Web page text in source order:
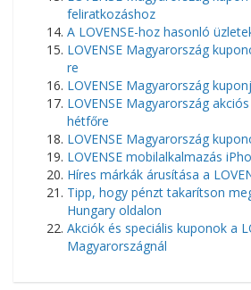
feliratkozáshoz
A LOVENSE-hoz hasonló
LOVENSE Magyarország
re
LOVENSE Magyarország
LOVENSE Magyarország
hétfőre
LOVENSE Magyarország
LOVENSE mobilalkalmazás
Híres márkák árusítása a
Tipp, hogy pénzt takarítson
Hungary oldalon
Akciók és speciális kuponok a
Magyarországnál